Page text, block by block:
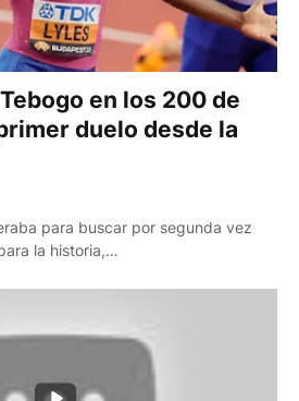
en los 200 de
duelo desde la
para buscar por segunda vez
la historia,…